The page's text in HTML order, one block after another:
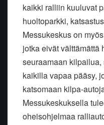
kaikki ralliin kuuluvat
huoltoparkki,
Messukeskus on
jotka eivät
seuraamaan
kaikilla vapaa pääsy,
katsomaan kilpa-
Messukeskuksella
oheisohjelmaa